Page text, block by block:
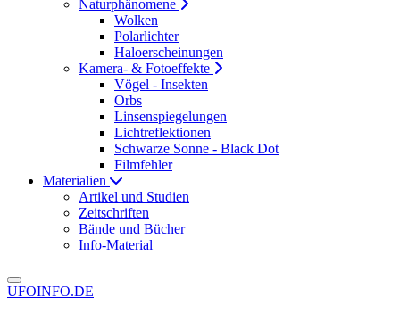
Naturphänomene
Wolken
Polarlichter
Haloerscheinungen
Kamera- & Fotoeffekte
Vögel - Insekten
Orbs
Linsenspiegelungen
Lichtreflektionen
Schwarze Sonne - Black Dot
Filmfehler
Materialien
Artikel und Studien
Zeitschriften
Bände und Bücher
Info-Material
UFOINFO.DE